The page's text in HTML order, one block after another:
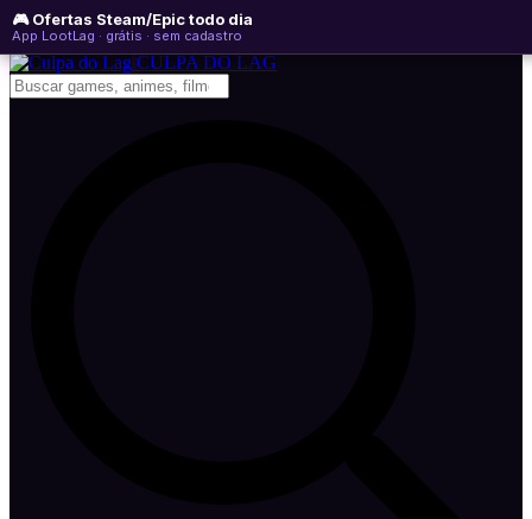
🎮 Ofertas Steam/Epic todo dia
App LootLag · grátis · sem cadastro
quinta-feira, 06 de agosto de 2026
Newsletter
CULPA DO LAG